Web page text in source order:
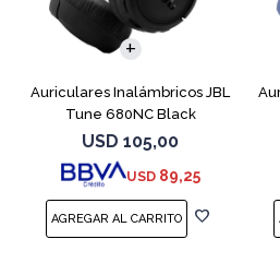
Auriculares Inalámbricos JBL
Tune 680NC Black
USD 105,00
USD 89,25